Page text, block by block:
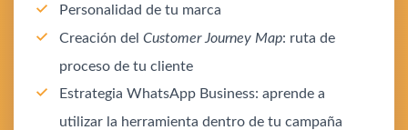
Personalidad de tu marca
Creación del Customer Journey Map: ruta de
proceso de tu cliente
Estrategia WhatsApp Business: aprende a
utilizar la herramienta dentro de tu campaña